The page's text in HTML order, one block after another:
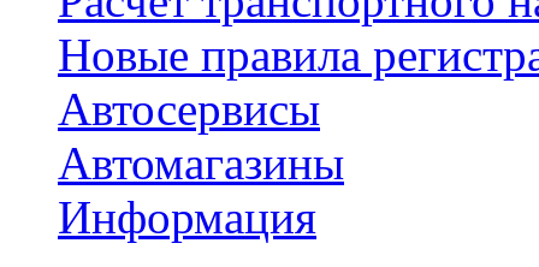
Новые правила
Автосервисы
Автомагазины
Информация